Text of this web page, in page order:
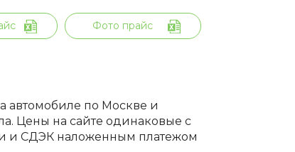
Фото прайс
автомобиле по Москве и
Цены на сайте одинаковые с
и СДЭК наложенным платежом